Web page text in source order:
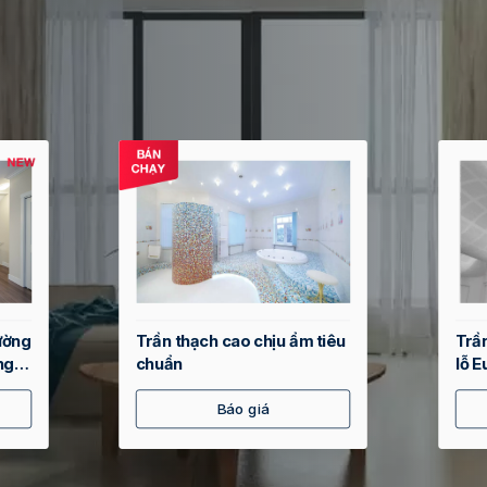
Trần thạch cao Vĩnh Tường
- Tiêu chuẩn
Báo giá
–